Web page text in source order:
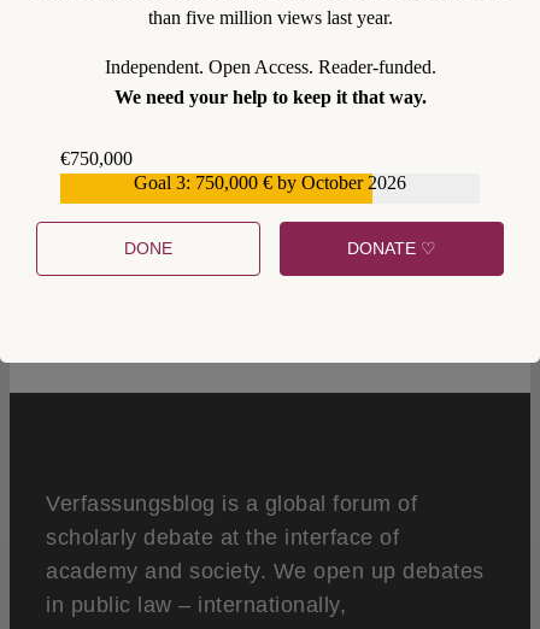
4
Verfassungsblog is a global forum of
scholarly debate at the interface of
academy and society. We open up debates
in public law – internationally,
than five million views last year.
Independent. Open Access. Reader-funded.
We need your help to keep it that way.
€750,000
Goal 3: 750,000 € by October 2026
DONE DONATE ♡